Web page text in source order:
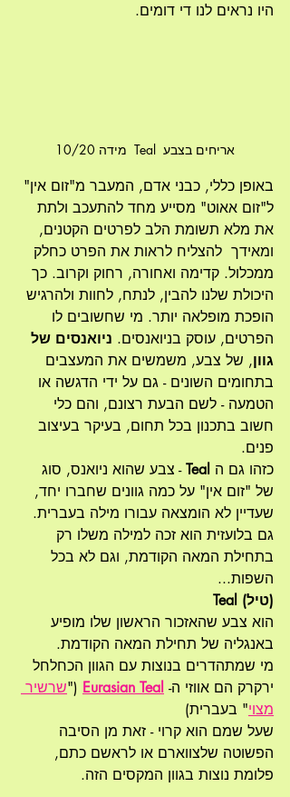
היו נראים לנו די דומים.
אריחים בצבע  Teal  מידה 10/20
באופן כללי, כבני אדם, המעבר מ"זום אין"
ל"זום אאוט" מסייע מחד להתעכב ולתת
את מלא תשומת הלב לפרטים הקטנים,
ומאידך  להצליח לראות את הפרט כחלק
ממכלול. קדימה ואחורה, רחוק וקרוב. כך
היכולת שלנו להבין, לנתח, לחוות ולהרגיש
הופכת מופלאה יותר. מי שחשובים לו
הפרטים, עוסק בניואנסים. ניואנסים של
גוון, של צבע, משמשים את המעצבים
בתחומים השונים - גם על ידי הדגשה או
הטמעה - לשם הבעת רצונם, והם כלי
חשוב בתכנון בכל תחום, בעיקר בעיצוב
פנים.
כזהו גם ה Teal - צבע שהוא ניואנס, סוג
של "זום אין" על כמה גוונים שחברו יחד,
שעדיין לא הומצאה עבורו מילה בעברית.
גם בלועזית הוא זכה למילה משלו רק
בתחילת המאה הקודמת, וגם לא בכל
השפות...
Teal (טיל)
הוא צבע שהאזכור הראשון שלו מופיע
באנגליה של תחילת המאה הקודמת.
מי שמתהדרים בנוצות עם הגוון הכחלחל
ירקרק הם אווזי ה- Eurasian Teal
("שרשיר
מצוי" בעברית)
שעל שמם הוא קרוי - זאת מן הסיבה
הפשוטה שלצווארם או לראשם כתם,
פלומת נוצות בגוון המקסים הזה.